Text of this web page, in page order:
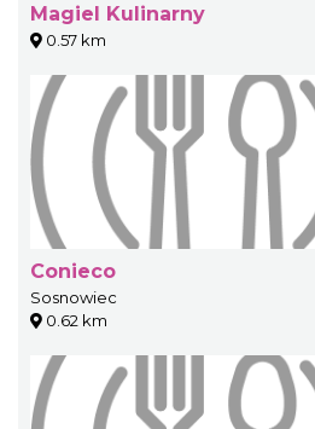
Magiel Kulinarny
0.57 km
Conieco
Sosnowiec
0.62 km